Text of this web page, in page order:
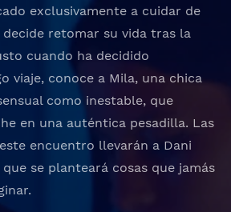
exclusivamente a cuidar de
retomar su vida tras la
cuando ha decidido
viaje, conoce a Mila, una chica
como inestable, que
en una auténtica pesadilla. Las
encuentro llevarán a Dani
se planteará cosas que jamás